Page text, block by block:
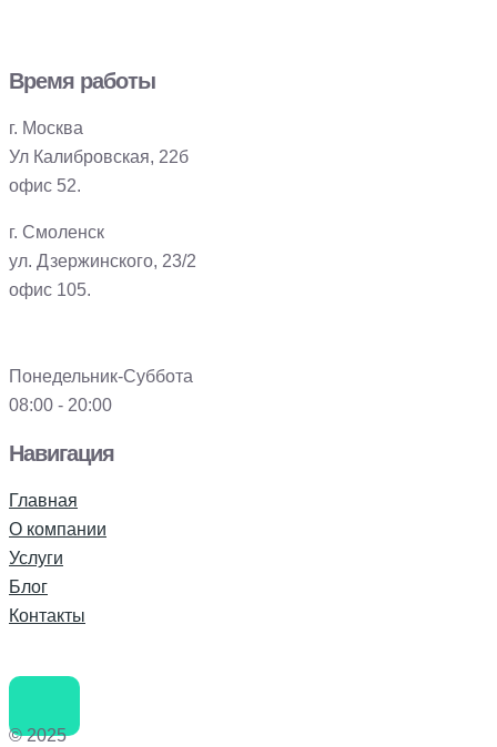
Время работы
г. Москва
Ул Калибровская, 22б
офис 52.
г. Смоленск
ул. Дзержинского, 23/2
офис 105.
Понедельник-Суббота
08:00 - 20:00
Навигация
Главная
О компании
Услуги
Блог
Контакты
© 2025